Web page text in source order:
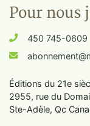
Pour nous
450 745-0609
Éditions du 21e
2955, rue du
Ste-Adèle, Qc